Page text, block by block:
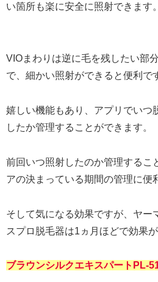
い箇所も楽に安全に照射できます。
VIOまわりは逆に毛を残したい部
で、細かい照射ができると便利で
嬉しい機能もあり、アプリでいつ
したか管理することができます。
前回いつ照射したのか管理するこ
アの決まっている期間の管理に便
そして気になる効果ですが、ヤー
スプロ脱毛器は1ヵ月ほどで効果
ブラウンシルクエキスパートPL-